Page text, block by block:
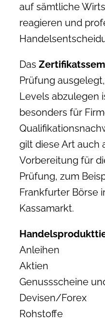
auf sämtliche
reagieren und
Das
Prüfung
Levels abzulegen
besonders für
gilt diese Art auch
Vorbereitung für
Prüfung, zum
Frankfurter Börse
Kassamarkt.
Anleihen
Aktien
Genussscheine
Devisen/Forex
Rohstoffe